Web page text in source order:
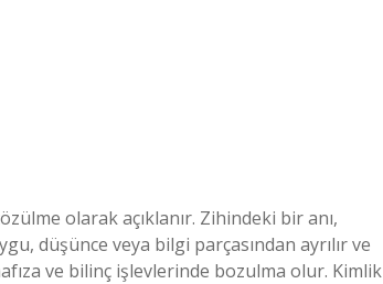
olarak açıklanır. Zihindeki bir anı,
düşünce veya bilgi parçasından ayrılır ve
ve bilinç işlevlerinde bozulma olur. Kimlik